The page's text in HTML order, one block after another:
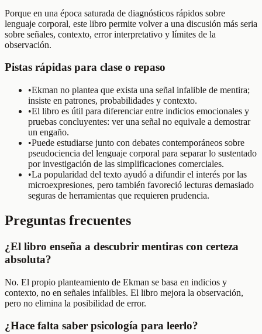
Porque en una época saturada de diagnósticos rápidos sobre
lenguaje corporal, este libro permite volver a una discusión más seria
sobre señales, contexto, error interpretativo y límites de la
observación.
Pistas rápidas para clase o repaso
•Ekman no plantea que exista una señal infalible de mentira;
insiste en patrones, probabilidades y contexto.
•El libro es útil para diferenciar entre indicios emocionales y
pruebas concluyentes: ver una señal no equivale a demostrar
un engaño.
•Puede estudiarse junto con debates contemporáneos sobre
pseudociencia del lenguaje corporal para separar lo sustentado
por investigación de las simplificaciones comerciales.
•La popularidad del texto ayudó a difundir el interés por las
microexpresiones, pero también favoreció lecturas demasiado
seguras de herramientas que requieren prudencia.
Preguntas frecuentes
¿El libro enseña a descubrir mentiras con certeza
absoluta?
No. El propio planteamiento de Ekman se basa en indicios y
contexto, no en señales infalibles. El libro mejora la observación,
pero no elimina la posibilidad de error.
¿Hace falta saber psicología para leerlo?